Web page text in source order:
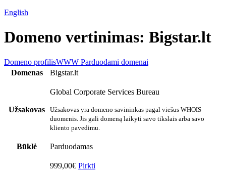
English
Domeno vertinimas: Bigstar.lt
Domeno profilisWWW Parduodami domenai
Domenas
Bigstar.lt
Užsakovas
Global Corporate Services Bureau
Užsakovas yra domeno savininkas pagal viešus WHOIS
duomenis. Jis gali domeną laikyti savo tikslais arba savo
kliento pavedimu.
Būklė Parduodamas
999,00€ Pirkti